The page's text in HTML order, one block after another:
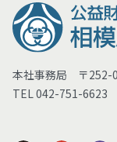
本社事務局 〒252-
TEL 042-751-6623